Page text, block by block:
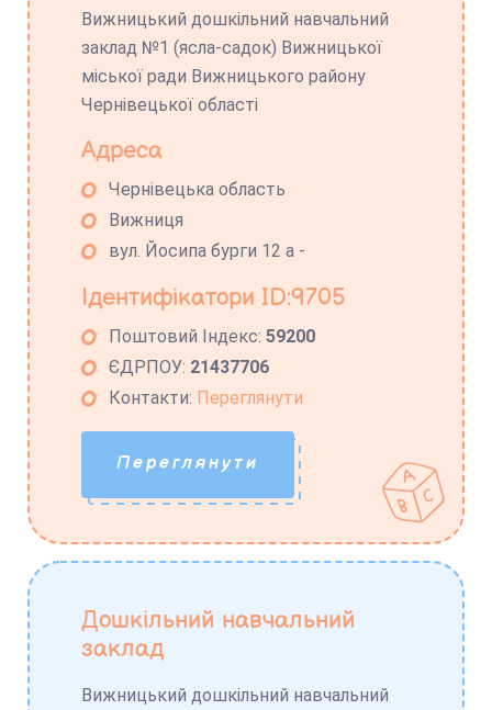
Вижницький дошкільний навчальний
заклад №1 (ясла-садок) Вижницької
міської ради Вижницького району
Чернівецької області
Адреса
Чернівецька область
Вижниця
вул. Йосипа бурги 12 а -
Ідентифікатори ID:9705
Поштовий Індекс:59200
ЄДРПОУ: 21437706
Контакти: Переглянути
Переглянути
Дошкільний навчальний
заклад
Вижницький дошкільний навчальний